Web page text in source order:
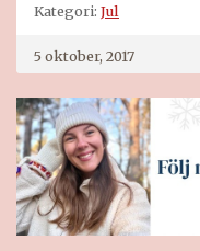
Kategori: Jul
5 oktober, 2017